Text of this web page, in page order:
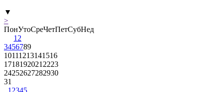
▼
>
ПонУтоСреЧетПетСубНед
1 2
3456789
10111213141516
1718192021 2223
24252627282930
31
1 2345